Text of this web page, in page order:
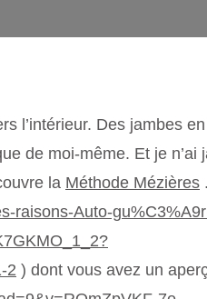
l’intérieur. Des jambes
de moi-même. Et je n’ai
la Méthode Mézières
raisons-Auto-
2 ) dont vous avez un